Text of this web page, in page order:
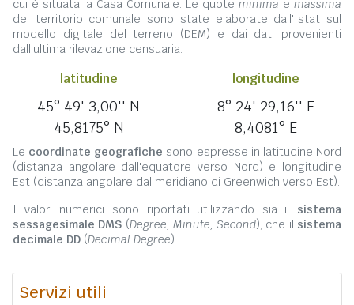
cui è situata la Casa Comunale. Le quote minima e massima
del territorio comunale sono state elaborate dall'Istat sul
modello digitale del terreno (DEM) e dai dati provenienti
dall'ultima rilevazione censuaria.
latitudine
45° 49' 3,00'' N
45,8175° N
longitudine
8° 24' 29,16'' E
8,4081° E
Le coordinate geografiche sono espresse in latitudine Nord
(distanza angolare dall'equatore verso Nord) e longitudine
Est (distanza angolare dal meridiano di Greenwich verso Est).
I valori numerici sono riportati utilizzando sia il sistema
sessagesimale DMS (Degree, Minute, Second), che il sistema
decimale DD (Decimal Degree).
Servizi utili